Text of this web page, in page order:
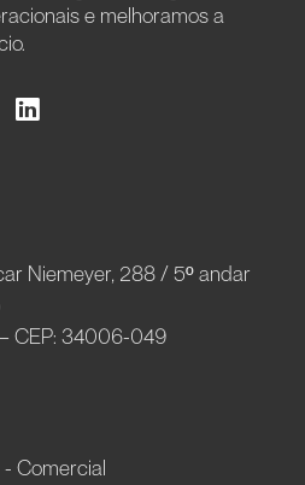
e melhoramos a
Niemeyer, 288 / 5º andar
CEP: 34006-049
Comercial